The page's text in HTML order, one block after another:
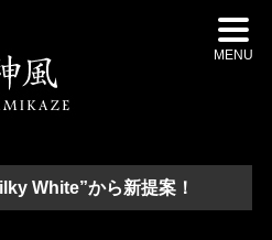
MENU
White”から新提案！